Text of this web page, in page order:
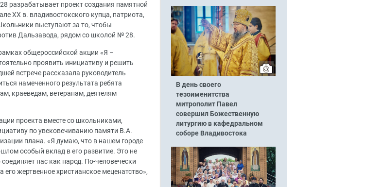
разрабатывает проект создания памятной
XX в. владивостокского купца, патриота,
выступают за то, чтобы
Дальзавода, рядом со школой № 28.
общероссийской акции «Я –
проявить инициативу и решить
встрече рассказала руководитель
намеченного результата ребята
краеведам, ветеранам, деятелям
проекта вместе со школьниками,
по увековечиванию памяти В.А.
плана. «Я думаю, что в нашем городе
особый вклад в его развитие. Это не
нас как народ. По-человечески
жертвенное христианское меценатство»,
В день своего
тезоименитства
митрополит Павел
совершил Божественную
литургию в кафедральном
соборе Владивостока